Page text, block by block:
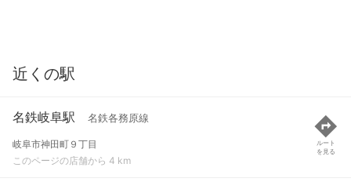
近くの駅
名鉄岐阜駅 名鉄各務原線
岐阜市神田町９丁目
このページの店舗から 4 km
ルート
を見る